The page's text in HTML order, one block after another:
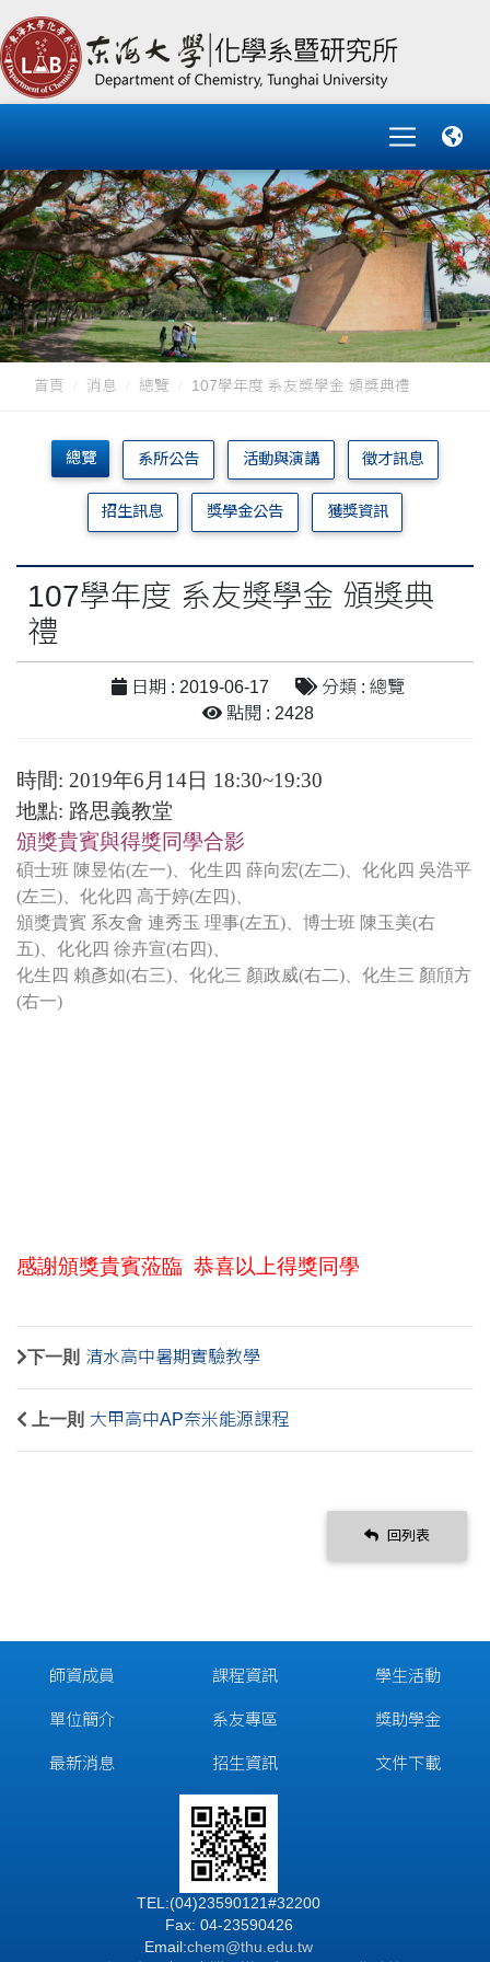
首頁 消息 總覽 107學年度 系友獎學金 頒獎典禮
總覽 系所公告 活動與演講 徵才訊息
招生訊息 獎學金公告 獲獎資訊
107學年度 系友獎學金 頒獎典
禮
日期 : 2019-06-17
分類 : 總覽
點閱 : 2428
時間: 2019年6月14日 18:30~19:30
地點: 路思義教堂
頒獎貴賓與得獎同學合影
碩士班 陳昱佑(左一)、化生四 薛向宏(左二)、化化四 吳浩平
(左三)、化化四 高于婷(左四)、
頒獎貴賓 系友會 連秀玉 理事(左五)、博士班 陳玉美(右
五)、化化四 徐卉宣(右四)、
化生四 賴彥如(右三)、化化三 顏政威(右二)、化生三 顏頎方
(右一)
感謝頒獎貴賓蒞臨 恭喜以上得獎同學
下一則 清水高中暑期實驗教學
上一則 大甲高中AP奈米能源課程
回列表
師資成員
單位簡介
最新消息
課程資訊
系友專區
招生資訊
學生活動
獎助學金
文件下載
TEL:(04)23590121#32200
Fax: 04-23590426
Email:chem@thu.edu.tw